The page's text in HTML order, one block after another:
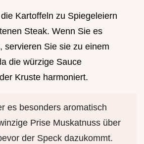
Kartoffeln zu Spiegeleiern
Steak. Wenn Sie es
servieren Sie sie zu einem
die würzige Sauce
Kruste harmoniert.
es besonders aromatisch
Prise Muskatnuss über
der Speck dazukommt.